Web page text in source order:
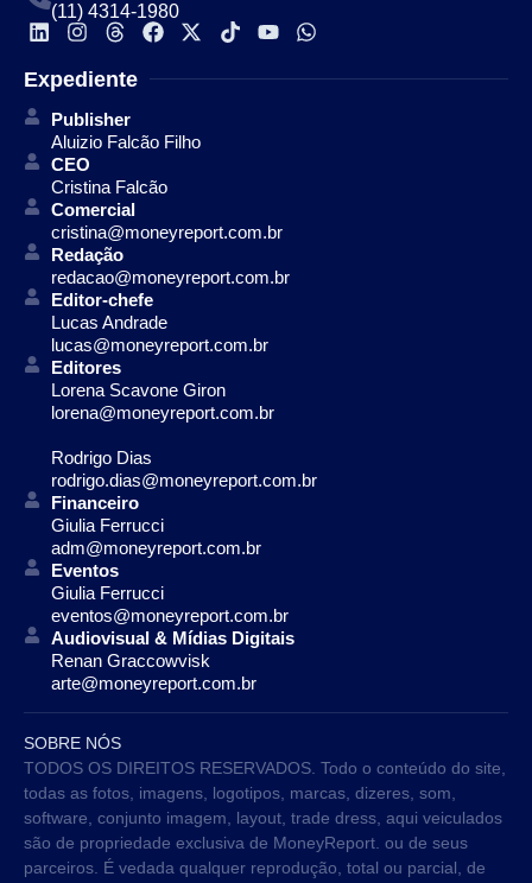
(11) 4314-1980
Expediente
Publisher
Aluizio Falcão Filho
CEO
Cristina Falcão
Comercial
cristina@moneyreport.com.br
Redação
redacao@moneyreport.com.br
Editor-chefe
Lucas Andrade
lucas@moneyreport.com.br
Editores
Lorena Scavone Giron
lorena@moneyreport.com.br
Rodrigo Dias
rodrigo.dias@moneyreport.com.br
Financeiro
Giulia Ferrucci
adm@moneyreport.com.br
Eventos
Giulia Ferrucci
eventos@moneyreport.com.br
Audiovisual & Mídias Digitais
Renan Graccowvisk
arte@moneyreport.com.br
SOBRE NÓS
TODOS OS DIREITOS RESERVADOS. Todo o conteúdo do site,
todas as fotos, imagens, logotipos, marcas, dizeres, som,
software, conjunto imagem, layout, trade dress, aqui veiculados
são de propriedade exclusiva de MoneyReport. ou de seus
parceiros. É vedada qualquer reprodução, total ou parcial, de